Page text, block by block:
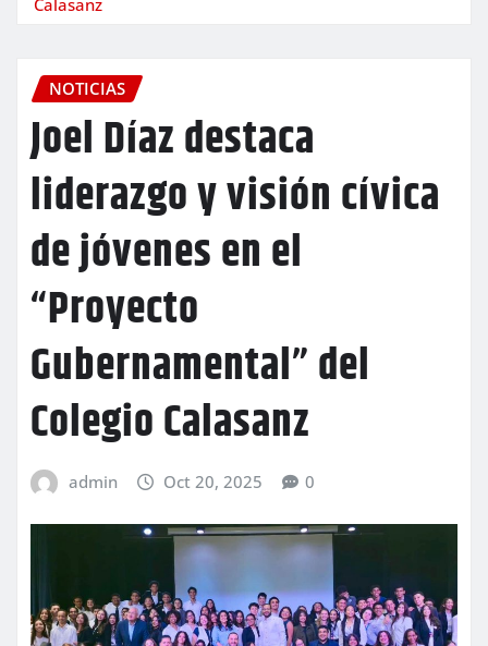
NOTICIAS
Joel Díaz destaca
liderazgo y visión cívica
de jóvenes en el
“Proyecto
Gubernamental” del
Colegio Calasanz
admin Oct 20, 2025 0